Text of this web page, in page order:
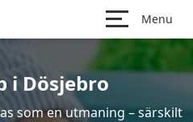
Menu
i Dösjebro
som en utmaning – särskilt